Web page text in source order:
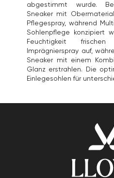
abgestimmt wurde.
Sneaker mit
Pflegespray, während
Sohlenpflege konzipiert
Feuchtigkeit
Imprägnierspray auf,
Sneaker mit einem
Glanz erstrahlen. Die
Einlegesohlen für